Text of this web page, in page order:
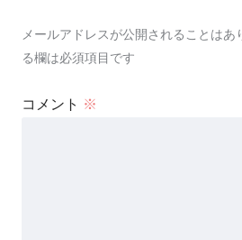
メールアドレスが公開されることはあ
る欄は必須項目です
コメント ※